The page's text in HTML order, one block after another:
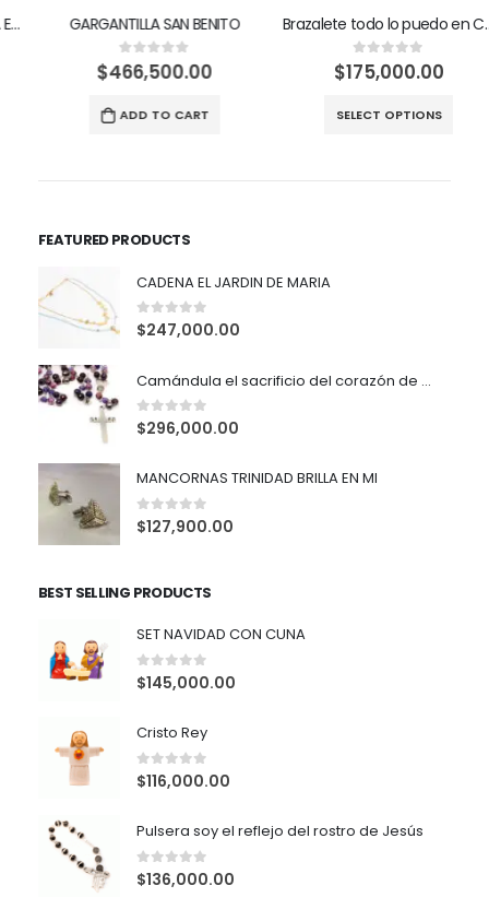
GARGANTILLA SAN BENITO
0out of 5
466,500.00
ADD TO CART
Brazalete todo lo puedo en Cristo
out of 5
175,000.00
SELECT OPTIONS
FEATURED PRODUCTS
CADENA EL JARDIN DE MARIA
0out of 5
$247,000.00
Camándula el sacrificio del corazón de María (copia)
0out of 5
$296,000.00
MANCORNAS TRINIDAD BRILLA EN MI
0out of 5
$127,900.00
BEST SELLING PRODUCTS
SET NAVIDAD CON CUNA
0out of 5
$145,000.00
Cristo Rey
0out of 5
$116,000.00
Pulsera soy el reflejo del rostro de Jesús
0out of 5
$136,000.00